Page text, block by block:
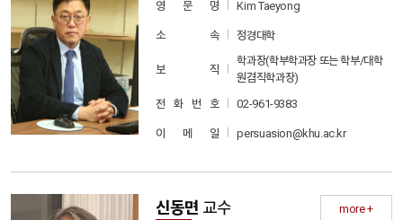
영 문 명
Kim Taeyong
소 속 정경대학
보 직
학과장(학부학과장 또는 학부/대학
원겸직학과장)
전 화 번 호
02-961-9383
이 메 일 persuasion@khu.ac.kr
신동면 교수
more +